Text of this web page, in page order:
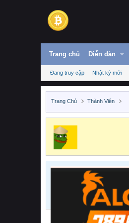
Trang chủ Diễn đàn
Đang truy cập Nhật ký mới
Trang Chủ Thành Viên